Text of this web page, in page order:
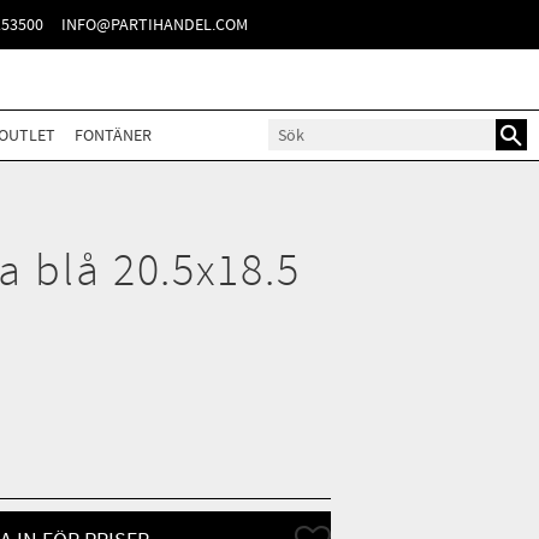
INFO@PARTIHANDEL.COM
FONTÄNER
blå 20.5x18.5